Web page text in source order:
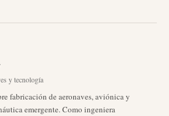
y tecnología
fabricación de aeronaves, aviónica y
emergente. Como ingeniera